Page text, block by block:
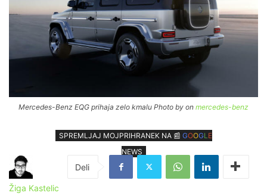
Mercedes-Benz EQG prihaja zelo kmalu Photo by on mercedes-benz
SPREMLJAJ MOJPRIHRANEK NA 📰 GOOGL E
NEWS
Žiga Kastelic